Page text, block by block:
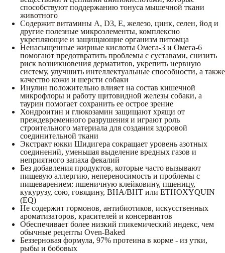
способствуют поддержанию тонуса мышечной ткани
животного
Содержит витамины А, D3, Е, железо, цинк, селен, йод и
другие полезные микроэлементы, комплексно
укрепляющие и защищающие организм питомца
Ненасыщенные жирные кислоты Омега-3 и Омега-6
помогают предотвратить проблемы с суставами, снизить
риск возникновения дерматитов, укрепить нервную
систему, улучшить интеллектуальные способности, а также
качество кожи и шерсти собаки
Инулин положительно влияет на состав кишечной
микрофлоры и работу щитовидной железы собаки, а
таурин помогает сохранить ее острое зрение
Хондроитин и глюкозамин защищают хрящи от
преждевременного разрушения и играют роль
строительного материала для создания здоровой
соединительной ткани
Экстракт юкки Шидигера сокращает уровень азотных
соединений, уменьшая выделение вредных газов и
неприятного запаха фекалий
Без добавления продуктов, которые часто вызывают
пищевую аллергию, непереносимость и проблемы с
пищеварением: пшеничную клейковину, пшеницу,
кукурузу, сою, говядину, BHA/BHT или ETHOXYQUIN
(EQ)
Не содержит гормонов, антибиотиков, искусственных
ароматизаторов, красителей и консервантов
Обеспечивает более низкий гликемический индекс, чем
обычные рецепты Oven-Baked
Беззерновая формула, 97% протеина в корме - из утки,
рыбы и бобовых